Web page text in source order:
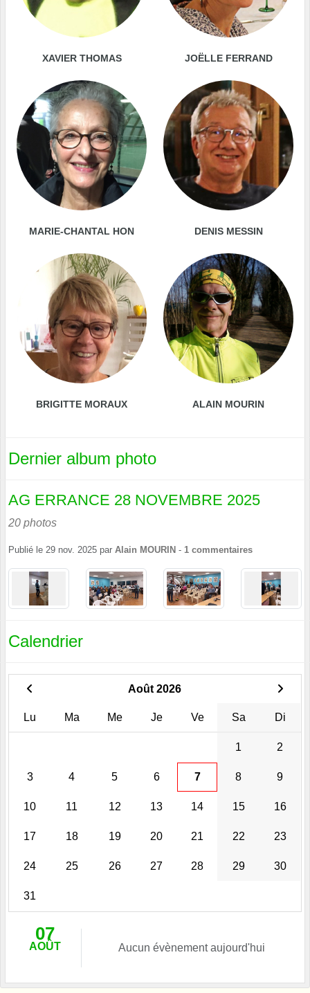
XAVIER THOMAS JOËLLE FERRAND
MARIE-CHANTAL HON DENIS MESSIN
BRIGITTE MORAUX ALAIN MOURIN
Dernier album photo
AG ERRANCE 28 NOVEMBRE 2025
20 photos
Publié le 29 nov. 2025 par Alain MOURIN - 1 commentaires
Calendrier
Août 2026
Lu Ma Me Je Ve Sa Di
1 2
3 4 5 6 7 8 9
10 11 12 13 14 15 16
17 18 19 20 21 22 23
24 25 26 27 28 29 30
31
07
AOÛT Aucun évènement aujourd'hui